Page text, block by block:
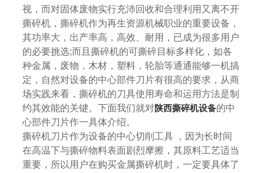
版(China)官方
网站
视，而对固体废物实行充沛回收和合理利用又离不开
撕碎机，撕碎机作为再生资源机械职业的重要设备，
其功率大，出产率高，高效、耐用，已成为很多用户
的必要挑选;而且撕碎机的可撕碎目标多样化，如各
种金属，废物，木材，塑料，轮胎等通通能够一机搞
定，自然对设备的中心部件刀片有很高的要求，从商
场实践来看，撕碎机的刀具使用寿命和运用方法是制
约其效能的关键。下面我们就对陕西撕碎机设备的中
心部件刀片作一具体介绍。
撕碎机刀片作为设备的中心切削工具 ，因为长时间
在高温下与撕碎物料表面剧烈摩擦，其原料工艺适当
重要，所以用户在购买金属撕碎机时，一定要具体了